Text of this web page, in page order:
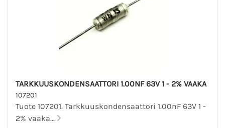
TARKKUUSKONDENSAATTORI 1.00NF 63V 1 - 2% VAAKA
107201
Tuote 107201. Tarkkuuskondensaattori 1.00nF 63V 1 -
2% vaaka...